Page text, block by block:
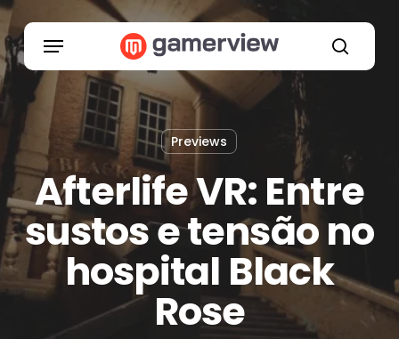
Skip
to
main
content
search
Menu
Previews
Afterlife VR: Entre
sustos e tensão no
hospital Black
Rose